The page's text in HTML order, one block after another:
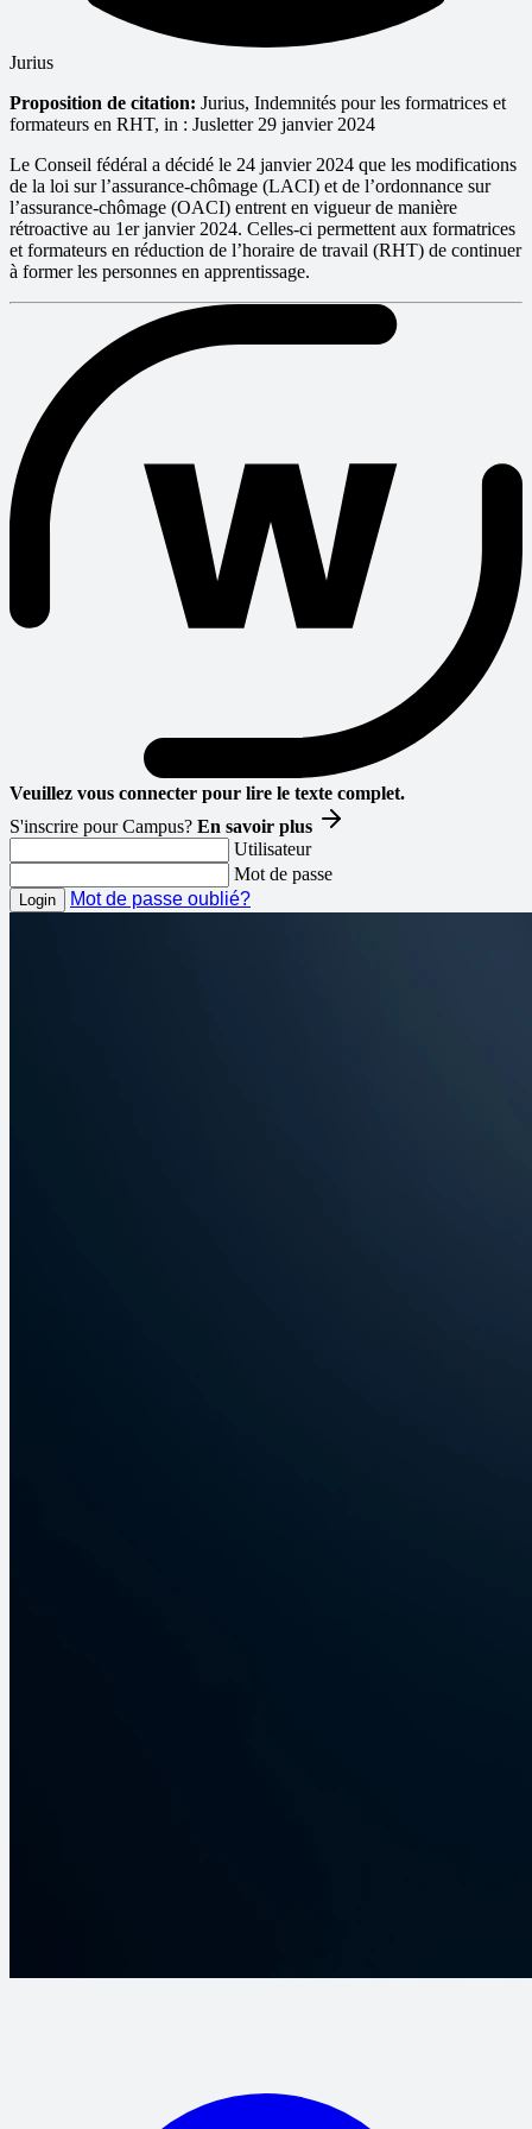
Jurius
Proposition de citation: Jurius, Indemnités pour les formatrices et
formateurs en RHT, in : Jusletter 29 janvier 2024
Le Conseil fédéral a décidé le 24 janvier 2024 que les modifications
de la loi sur l’assurance-chômage (LACI) et de l’ordonnance sur
l’assurance-chômage (OACI) entrent en vigueur de manière
rétroactive au 1er janvier 2024. Celles-ci permettent aux formatrices
et formateurs en réduction de l’horaire de travail (RHT) de continuer
à former les personnes en apprentissage.
Veuillez vous connecter pour lire le texte complet.
S'inscrire pour Campus? En savoir plus
Utilisateur
Mot de passe
Mot de passe oublié?